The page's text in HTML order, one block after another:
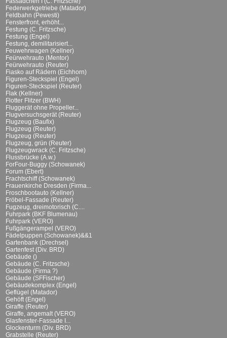
Federwerkgetriebe (Matador)
Feldbahn (Pewesti)
Fensterfront, erhöht...
Festung (C. Fritzsche)
Festung (Engel)
Festung, demilitarisiert...
Feuwehrwagen (Kellner)
Feürwehrauto (Mentor)
Feürwehrauto (Reuter)
Fiasko auf Rädern (Eichhorn)
Figuren-Steckspiel (Engel)
Figuren-Steckspiel (Reuter)
Flak (Kellner)
Flotter Flitzer (BWH)
Fluggerät ohne Propeller...
Flugversuchsgerät (Reuter)
Flugzeug (Baufix)
Flugzeug (Reuter)
Flugzeug (Reuter)
Flugzeug, grün (Reuter)
Flugzeugwrack (C. Fritzsche)
Flussbrücke (A.w.)
ForFour-Buggy (Schowanek)
Forum (Ebert)
Frachtschiff (Schowanek)
Frauenkirche Dresden (Firma...
Froschbootauto (Kellner)
Fröbel-Fassade (Reuter)
Fugzeug, dreimotorisch (C....
Fuhrpark (BKF Blumenau)
Fuhrpark (VERO)
Fußgängerampel (VERO)
Fädelpuppen (Schowanek)&&1
Gartenbank (Drechsel)
Gartenfest (Div. BRD)
Gebäude ()
Gebäude (C. Fritzsche)
Gebäude (Firma ?)
Gebäude (SFFischer)
Gebäudekomplex (Engel)
Geflügel (Matador)
Gehöft (Engel)
Giraffe (Reuter)
Giraffe, angemalt (VERO)
Glasfenster-Fassade I...
Glockenturm (Div. BRD)
Grabstelle (Reuter)